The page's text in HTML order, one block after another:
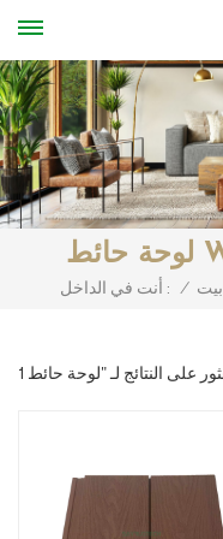
أنت في الداخل : / بيت